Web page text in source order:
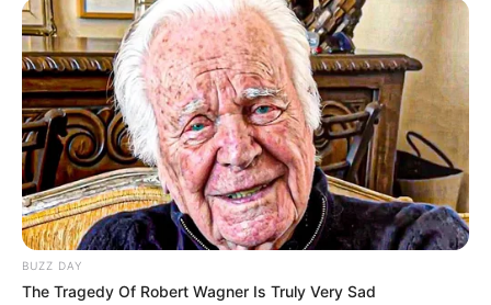
BUZZ DAY
The Tragedy Of Robert Wagner Is Truly Very Sad